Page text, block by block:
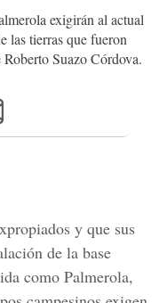
exigirán al actual
las tierras que fueron
Suazo Córdova.
y que sus
de la base
como Palmerola,